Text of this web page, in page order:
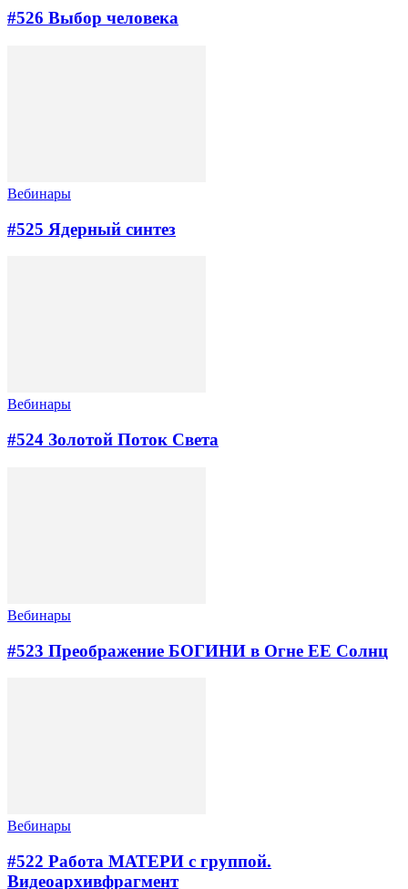
#526 Выбор человека
Вебинары
#525 Ядерный синтез
Вебинары
#524 Золотой Поток Cвета
Вебинары
#523 Преображение БОГИНИ в Огне ЕЕ Солнц
Вебинары
#522 Работа МАТЕРИ с группой.
Видеоархивфрагмент